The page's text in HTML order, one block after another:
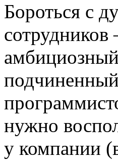
Бороться с
сотрудников
подчиненный
нужно
у компании